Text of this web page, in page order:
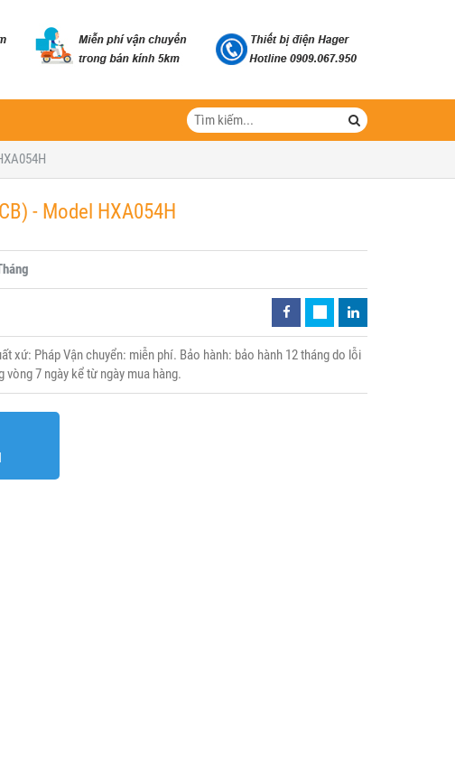
- Model HXA054H
xứ: Pháp Vận chuyển: miễn phí. Bảo hành: bảo hành 12 tháng do lỗi
7 ngày kể từ ngày mua hàng.